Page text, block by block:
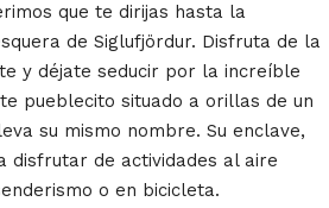
que te dirijas hasta la
de Siglufjördur. Disfruta de la
y déjate seducir por la increíble
pueblecito situado a orillas de un
su mismo nombre. Su enclave,
disfrutar de actividades al aire
o en bicicleta.